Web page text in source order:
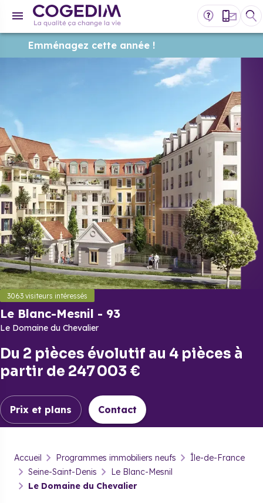
3063 visiteurs intéressés
Le Blanc-Mesnil - 93
Le Domaine du Chevalier
Du 2 pièces évolutif au 4 pièces à
partir de 247 003 €
Prix et plans Contact
Emménagez cette année !
Le Domaine du Chevalier
Prix & plans Brochure
Accueil Programmes immobiliers neufs
Île-de-France
Seine-Saint-Denis
Le Blanc-Mesnil
Le Domaine du Chevalier